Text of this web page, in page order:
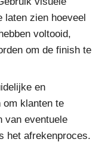
laten zien hoeveel
voltooid,
om de finish te
en
om klanten te
van eventuele
het afrekenproces.